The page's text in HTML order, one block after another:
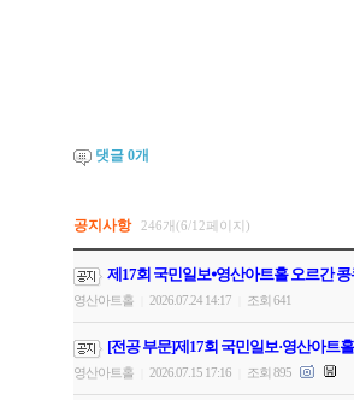
댓글 0개
공지사항 246개(6/12페이지)
제17회 국민일보⦁영산아트홀 오르간
영산아트홀 2026.07.24 14:17 조회 641
[전공 부문]제17회 국민일보·영산아트
영산아트홀 2026.07.15 17:16 조회 895